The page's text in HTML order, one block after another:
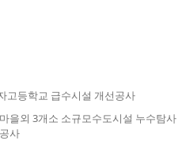
고등학교 급수시설 개선공사
을외 3개소 소규모수도시설 누수탐사
사